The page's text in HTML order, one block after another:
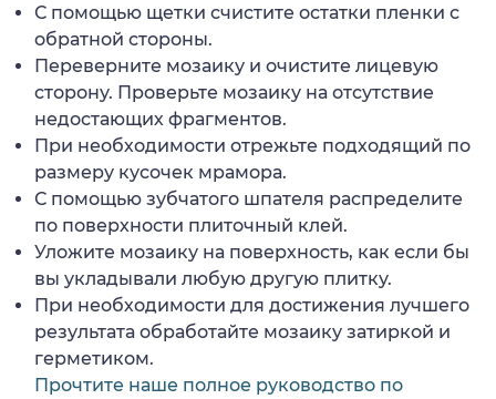
С помощью щетки счистите остатки пленки с
обратной стороны.
Переверните мозаику и очистите лицевую
сторону. Проверьте мозаику на отсутствие
недостающих фрагментов.
При необходимости отрежьте подходящий по
размеру кусочек мрамора.
С помощью зубчатого шпателя распределите
по поверхности плиточный клей.
Уложите мозаику на поверхность, как если бы
вы укладывали любую другую плитку.
При необходимости для достижения лучшего
результата обработайте мозаику затиркой и
герметиком.
Прочтите наше полное руководство по